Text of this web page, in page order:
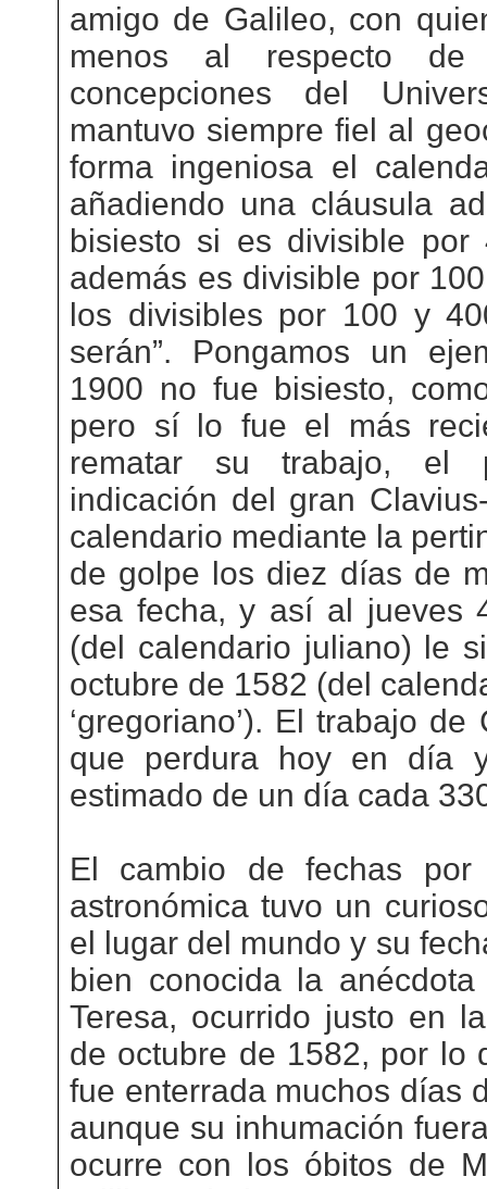
amigo de Galileo, con
menos al respecto
concepciones del
mantuvo siempre fiel al
forma ingeniosa el
añadiendo una cláusula
bisiesto si es divisible
además es divisible por
los divisibles por 100 y
serán”. Pongamos un
1900 no fue bisiesto,
pero sí lo fue el más
rematar su trabajo, el
indicación del gran
calendario mediante la
de golpe los diez días de
esa fecha, y así al jueves
(del calendario juliano) le
octubre de 1582 (del
‘gregoriano’). El trabajo
que perdura hoy en día
estimado de un día cada
El cambio de fechas
astronómica tuvo un
el lugar del mundo y su
bien conocida la
Teresa, ocurrido justo en
de octubre de 1582, por lo
fue enterrada muchos días
aunque su inhumación
ocurre con los óbitos de